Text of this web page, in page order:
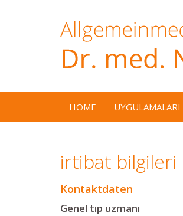
HOME UYGULAMALARI
irtibat bilgileri
Kontaktdaten
Genel tıp uzmanı